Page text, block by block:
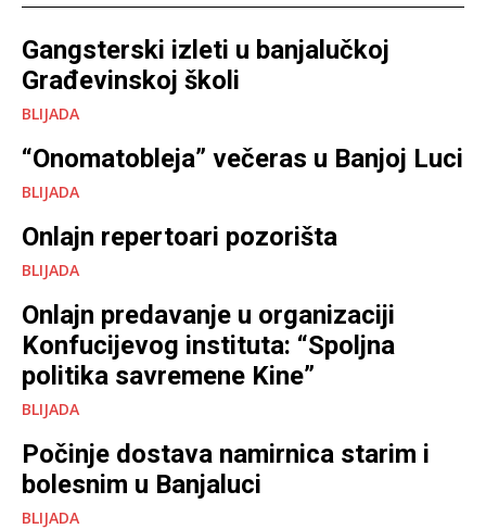
Gangsterski izleti u banjalučkoj
Građevinskoj školi
BLIJADA
“Onomatobleja” večeras u Banjoj Luci
BLIJADA
Onlajn repertoari pozorišta
BLIJADA
Onlajn predavanje u organizaciji
Konfucijevog instituta: “Spoljna
politika savremene Kine”
BLIJADA
Počinje dostava namirnica starim i
bolesnim u Banjaluci
BLIJADA